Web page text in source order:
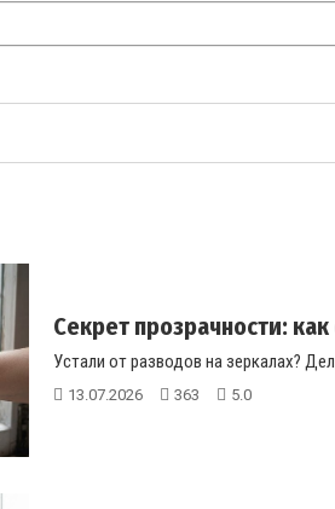
Секрет прозрачности:
Устали от разводов на зеркалах?
13.07.2026 363 5.0